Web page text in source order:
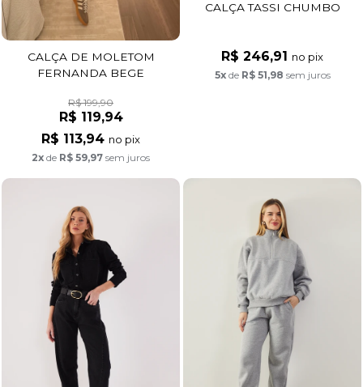
CALÇA DE MOLETOM
FERNANDA BEGE
R$ 199,90
R$ 119,94
R$ 113,94 no pix
2x de R$ 59,97 sem juros
CALÇA TASSI CHUMBO
R$ 246,91 no pix
5xde R$ 51,98 sem juros